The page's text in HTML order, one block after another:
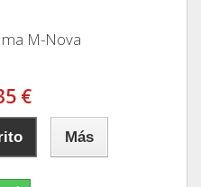
M-Nova
€
Más